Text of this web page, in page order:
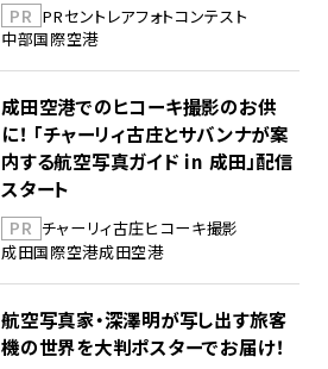
PR PRセントレアフォトコンテスト
中部国際空港
成田空港でのヒコーキ撮影のお供
に！ 「チャーリィ古庄とサバンナが案
内する航空写真ガイド in 成田」配信
スタート
PR チャーリィ古庄ヒコーキ撮影
成田国際空港成田空港
航空写真家・深澤明が写し出す旅客
機の世界を大判ポスターでお届け！